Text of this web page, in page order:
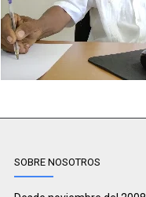
SOBRE NOSOTROS